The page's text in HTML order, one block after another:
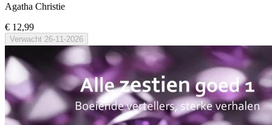
Agatha Christie
€ 12,99
Verwacht 26-11-2026